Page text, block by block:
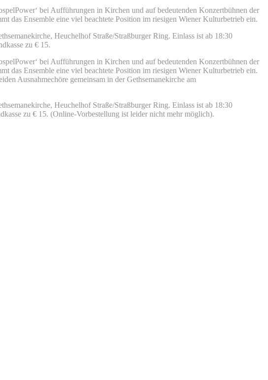
bei Aufführungen in Kirchen und auf bedeutenden Konzertbühnen der
das Ensemble eine viel beachtete Position im riesigen Wiener Kulturbetrieb ein.
Heuchelhof Straße/Straßburger Ring. Einlass ist ab 18:30
zu € 15.
bei Aufführungen in Kirchen und auf bedeutenden Konzertbühnen der
das Ensemble eine viel beachtete Position im riesigen Wiener Kulturbetrieb ein.
Ausnahmechöre gemeinsam in der Gethsemanekirche am
Heuchelhof Straße/Straßburger Ring. Einlass ist ab 18:30
zu € 15. (Online-Vorbestellung ist leider nicht mehr möglich).